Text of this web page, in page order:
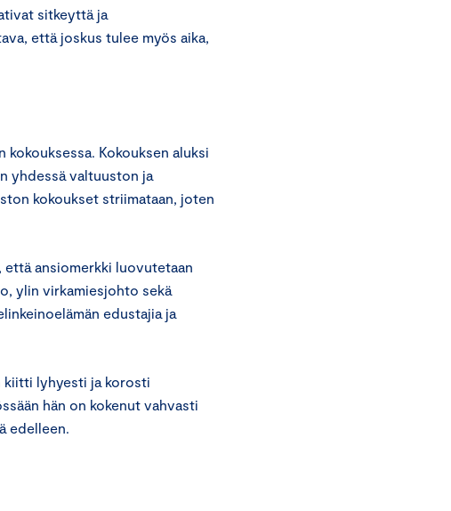
sitkeyttä ja
että joskus tulee myös aika,
Kokouksen aluksi
yhdessä valtuuston ja
kokoukset striimataan, joten
ansiomerkki luovutetaan
ylin virkamiesjohto sekä
edustajia ja
kiitti lyhyesti ja korosti
hän on kokenut vahvasti
edelleen.